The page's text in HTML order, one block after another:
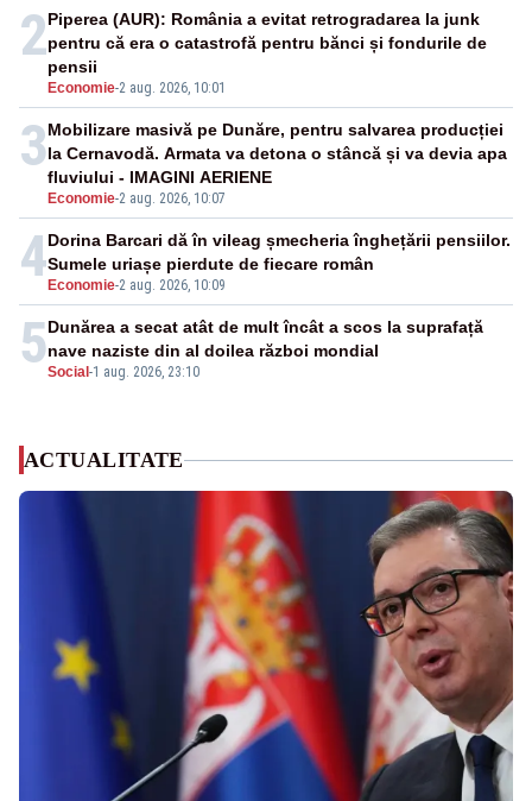
2
Economie-2 aug. 2026, 10:01
Piperea (AUR): România a evitat retrogradarea la junk
pentru că era o catastrofă pentru bănci și fondurile de
pensii
3
Economie-2 aug. 2026, 10:07
Mobilizare masivă pe Dunăre, pentru salvarea producției
la Cernavodă. Armata va detona o stâncă și va devia apa
fluviului - IMAGINI AERIENE
4 Economie-2 aug. 2026, 10:09
Dorina Barcari dă în vileag șmecheria înghețării pensiilor.
Sumele uriașe pierdute de fiecare român
5Social -1 aug. 2026, 23:10
Dunărea a secat atât de mult încât a scos la suprafață
nave naziste din al doilea război mondial
ACTUALITATE